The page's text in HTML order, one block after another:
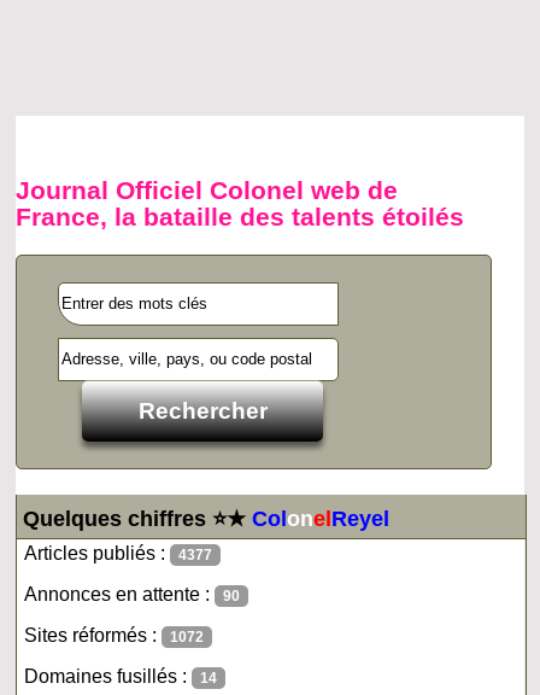
Journal Officiel Colonel web de
France, la bataille des talents étoilés
Quelques chiffres ⭐★ColonelReyel
Articles publiés : 4377
Annonces en attente : 90
Sites réformés : 1072
Domaines fusillés : 14